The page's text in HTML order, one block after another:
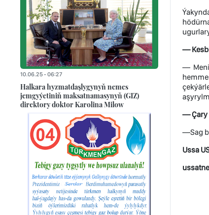
—
—
— Çary
—Sag
Ussa
10.06.25 - 06:27
Halkara hyzmatdaşlygynyň nemes
jemgyýetiniň maksatnamasynyň (GIZ)
direktory doktor Karolina Milow